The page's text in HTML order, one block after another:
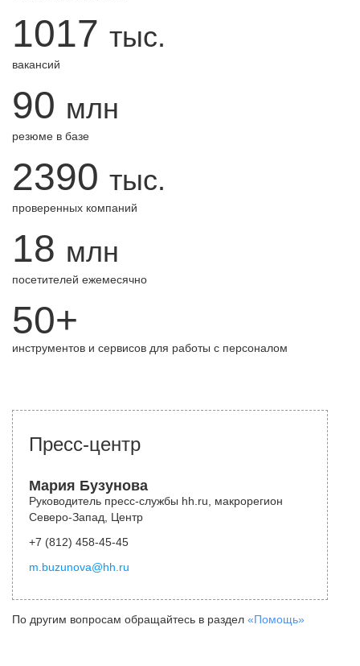
1017 тыс.
вакансий
90 млн
резюме в базе
2390 тыс.
проверенных компаний
18 млн
посетителей ежемесячно
50+
инструментов и сервисов для работы с персоналом
Пресс-центр
Мария Бузунова
Руководитель пресс-службы hh.ru, макрорегион
Северо-Запад, Центр
+7 (812) 458-45-45
m.buzunova@hh.ru
По другим вопросам обращайтесь в раздел «Помощь»